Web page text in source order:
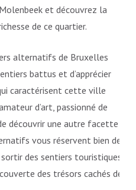
et découvrez la
de ce quartier.
alternatifs de Bruxelles
battus et d’apprécier
caractérisent cette ville
d’art, passionné de
découvrir une autre facette
vous réservent bien des
sortir des sentiers touristiques
des trésors cachés de